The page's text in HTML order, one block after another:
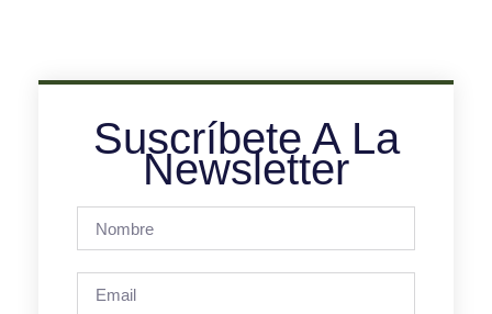
Suscríbete A La
Newsletter